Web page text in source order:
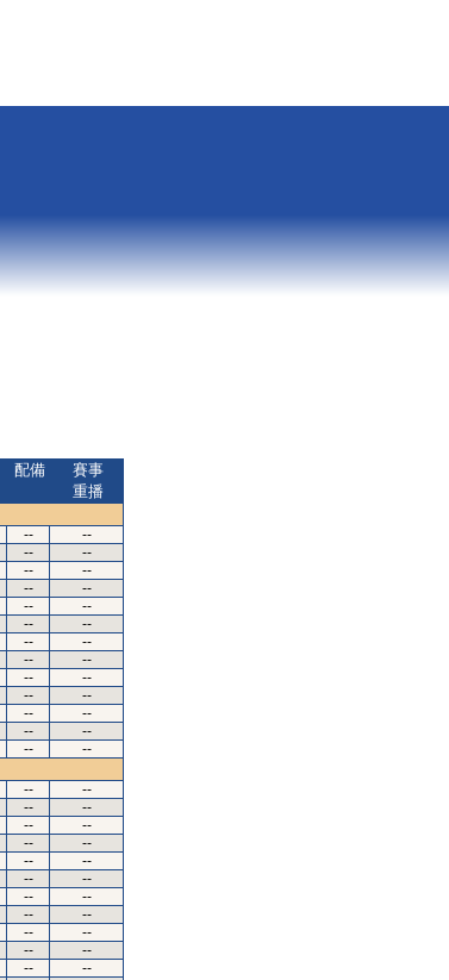
配備
賽事
重播
--
--
--
--
--
--
--
--
--
--
--
--
--
--
--
--
--
--
--
--
--
--
--
--
--
--
--
--
--
--
--
--
--
--
--
--
--
--
--
--
--
--
--
--
--
--
--
--